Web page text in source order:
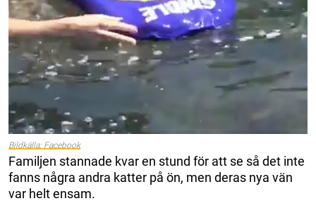
Bildkälla: Facebook
Familjen stannade kvar en stund för att se så det inte
fanns några andra katter på ön, men deras nya vän
var helt ensam.